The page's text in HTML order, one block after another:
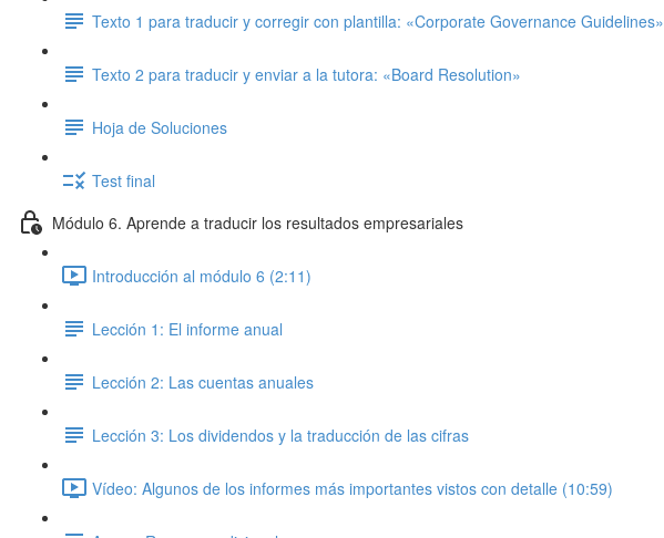
Texto 1 para traducir y corregir con plantilla: «Corporate Governance Guidelines»
Texto 2 para traducir y enviar a la tutora: «Board Resolution»
Hoja de Soluciones
Test final
Módulo 6. Aprende a traducir los resultados empresariales
Introducción al módulo 6 (2:11)
Lección 1: El informe anual
Lección 2: Las cuentas anuales
Lección 3: Los dividendos y la traducción de las cifras
Vídeo: Algunos de los informes más importantes vistos con detalle (10:59)